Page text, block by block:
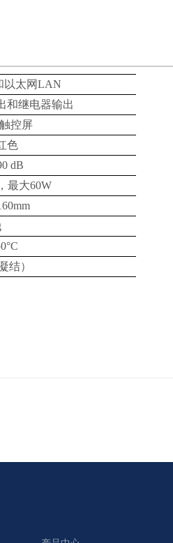
以太网LAN
和继电器输出
触控屏
色
dB
最大60W
结）